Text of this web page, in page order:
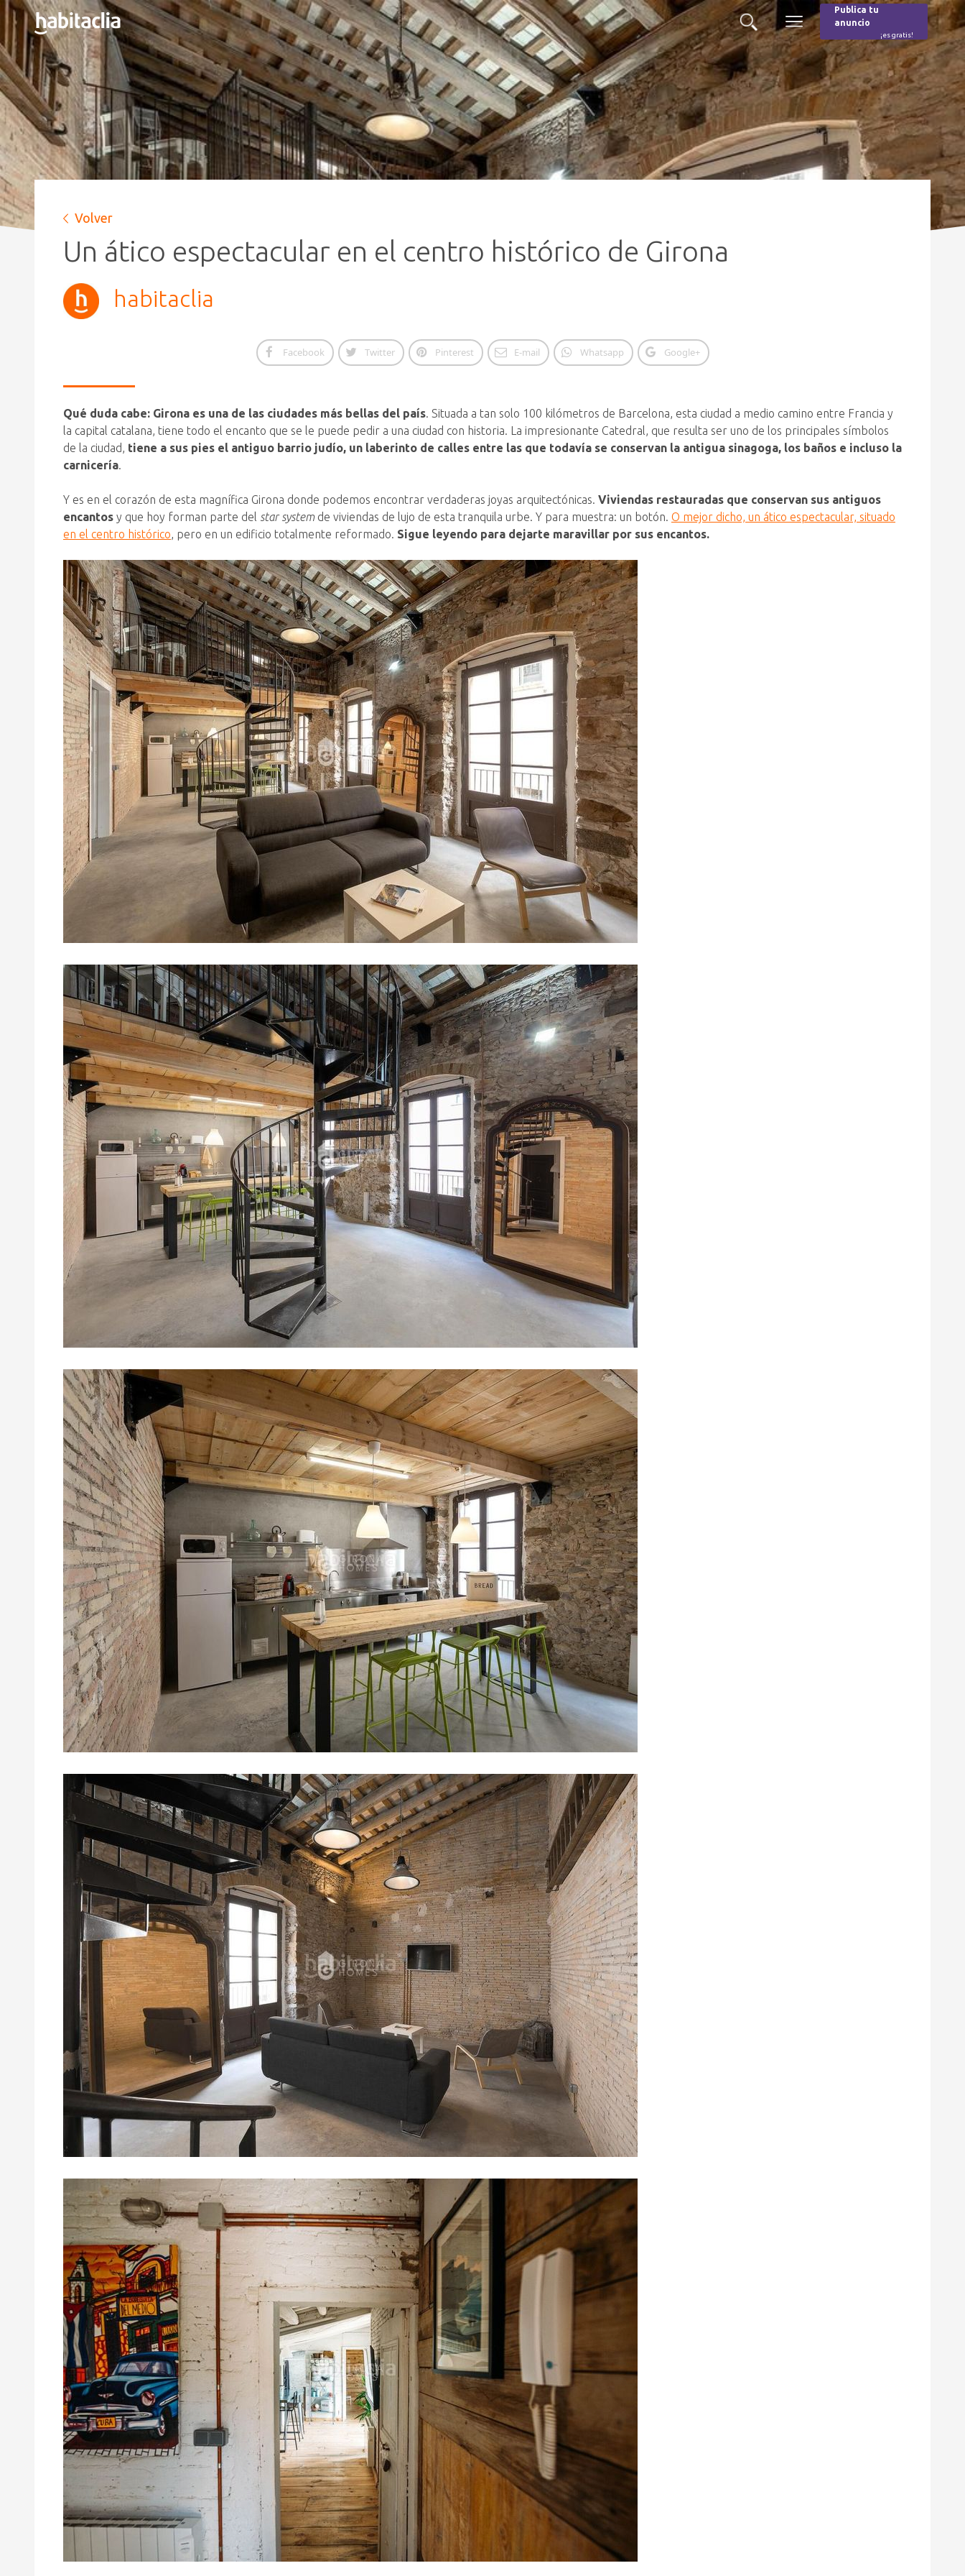
Buscar
Menú
Burger
Publica tu
anuncio
¡es gratis!
Volver
Un ático espectacular en el centro histórico de Girona
habitaclia
Facebook Twitter Pinterest E-mail Whatsapp Google+
Qué duda cabe: Girona es una de las ciudades más bellas del país. Situada a tan solo 100 kilómetros de Barcelona, esta ciudad a medio camino entre Francia y
la capital catalana, tiene todo el encanto que se le puede pedir a una ciudad con historia. La impresionante Catedral, que resulta ser uno de los principales símbolos
de la ciudad, tiene a sus pies el antiguo barrio judío, un laberinto de calles entre las que todavía se conservan la antigua sinagoga, los baños e incluso la
carnicería.
Y es en el corazón de esta magnífica Girona donde podemos encontrar verdaderas joyas arquitectónicas. Viviendas restauradas que conservan sus antiguos
encantos y que hoy forman parte del star systemde viviendas de lujo de esta tranquila urbe. Y para muestra: un botón. O mejor dicho, un ático espectacular, situado
en el centro histórico, pero en un edificio totalmente reformado. Sigue leyendo para dejarte maravillar por sus encantos.